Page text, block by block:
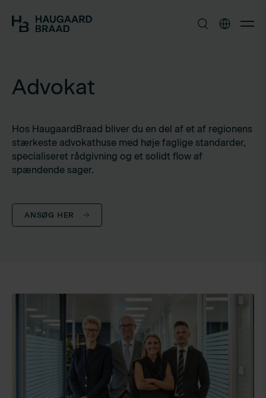
Advokat
Hos HaugaardBraad bliver du en del af et af regionens
stærkeste advokathuse med høje faglige standarder,
specialiseret rådgivning og et solidt flow af
spændende sager.
ANSØG HER